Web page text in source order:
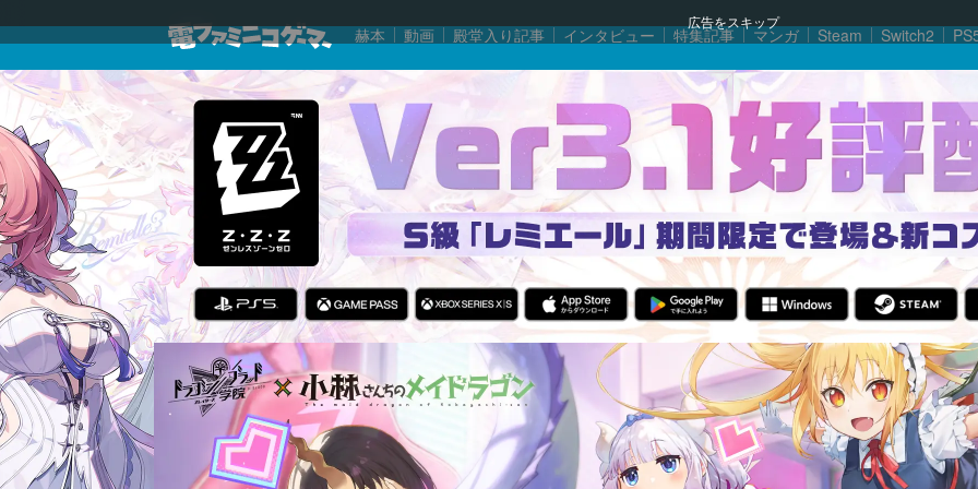
広告をスキップ
赫本 動画 殿堂入り記事 インタビュー 特集記事 マンガ Steam Switch2